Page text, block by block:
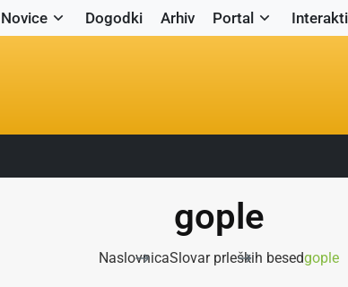
Novice Dogodki Arhiv Portal
gople
NaslovnicaSlovar prleških besedgople